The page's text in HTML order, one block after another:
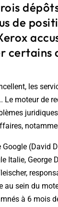
de
certains
les
Le moteur de
Google (David
Italie, George
au sein du
à 6 mois